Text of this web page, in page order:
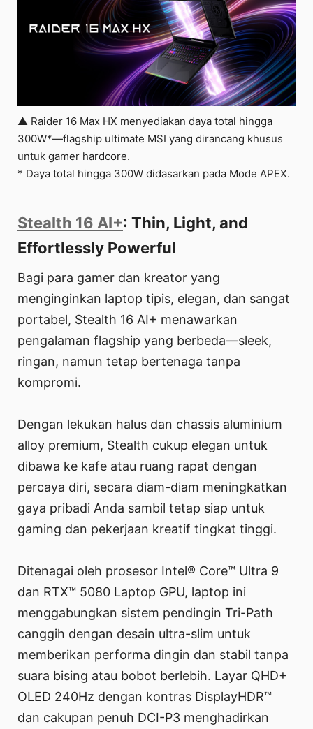
▲ Raider 16 Max HX menyediakan daya total hingga
300W*—flagship ultimate MSI yang dirancang khusus
untuk gamer hardcore.
* Daya total hingga 300W didasarkan pada Mode APEX.
Stealth 16 AI+: Thin, Light, and
Effortlessly Powerful
Bagi para gamer dan kreator yang
menginginkan laptop tipis, elegan, dan sangat
portabel, Stealth 16 AI+ menawarkan
pengalaman flagship yang berbeda—sleek,
ringan, namun tetap bertenaga tanpa
kompromi.
Dengan lekukan halus dan chassis aluminium
alloy premium, Stealth cukup elegan untuk
dibawa ke kafe atau ruang rapat dengan
percaya diri, secara diam-diam meningkatkan
gaya pribadi Anda sambil tetap siap untuk
gaming dan pekerjaan kreatif tingkat tinggi.
Ditenagai oleh prosesor Intel® Core™ Ultra 9
dan RTX™ 5080 Laptop GPU, laptop ini
menggabungkan sistem pendingin Tri-Path
canggih dengan desain ultra-slim untuk
memberikan performa dingin dan stabil tanpa
suara bising atau bobot berlebih. Layar QHD+
OLED 240Hz dengan kontras DisplayHDR™
dan cakupan penuh DCI-P3 menghadirkan